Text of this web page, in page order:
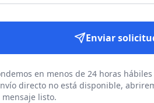
Enviar
en menos de 24 horas
directo no está disponible,
mensaje listo.